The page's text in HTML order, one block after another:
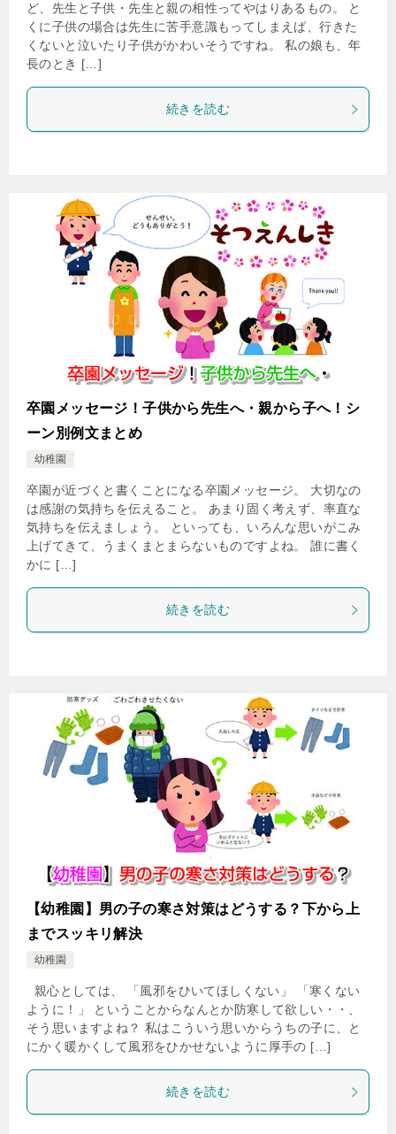
ど、先生と子供・先生と親の相性ってやはりあるもの。 と
くに子供の場合は先生に苦手意識もってしまえば、行きた
くないと泣いたり子供がかわいそうですね。 私の娘も、年
長のとき […]
続きを読む
卒園メッセージ！子供から先生へ・親から子へ！シ
ーン別例文まとめ
幼稚園
卒園が近づくと書くことになる卒園メッセージ。 大切なの
は感謝の気持ちを伝えること。 あまり固く考えず、率直な
気持ちを伝えましょう。 といっても、いろんな思いがこみ
上げてきて、うまくまとまらないものですよね。 誰に書く
かに […]
続きを読む
【幼稚園】男の子の寒さ対策はどうする？下から上
までスッキリ解決
幼稚園
親心としては、 「風邪をひいてほしくない」 「寒くない
ように！」 ということからなんとか防寒して欲しい・・、
そう思いますよね？ 私はこういう思いからうちの子に、と
にかく暖かくして風邪をひかせないように厚手の […]
続きを読む